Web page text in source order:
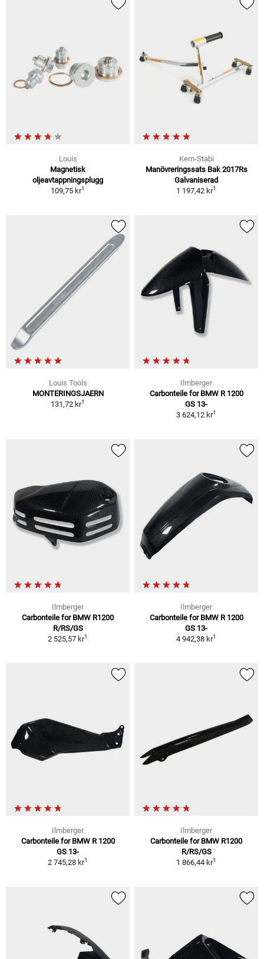
Louis
Magnetisk
oljeavtappningsplugg
109,75 kr1
Kern-Stabi
Manövreringssats Bak 2017Rs
Galvaniserad
1 197,42 kr1
Louis Tools
MONTERINGSJAERN
131,72 kr1
Ilmberger
Carbonteile for BMW R 1200
GS 13-
3 624,12 kr1
Ilmberger
Carbonteile for BMW R1200
R/RS/GS
2 525,57 kr1
Ilmberger
Carbonteile for BMW R 1200
GS 13-
4 942,38 kr1
Ilmberger
Carbonteile for BMW R 1200
GS 13-
2 745,28 kr1
Ilmberger
Carbonteile for BMW R1200
R/RS/GS
1 866,44 kr1